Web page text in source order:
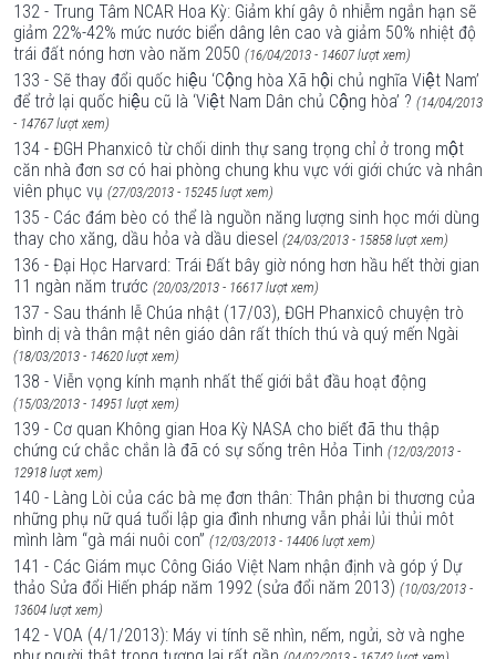
132 - Trung Tâm NCAR Hoa Kỳ: Giảm khí gây ô nhiễm ngắn hạn sẽ
giảm 22%-42% mức nước biển dâng lên cao và giảm 50% nhiệt độ
trái đất nóng hơn vào năm 2050 (16/04/2013 - 14607 lượt xem)
133 - Sẽ thay đổi quốc hiệu ‘Cộng hòa Xã hội chủ nghĩa Việt Nam’
để trở lại quốc hiệu cũ là ‘Việt Nam Dân chủ Cộng hòa’ ? (14/04/2013
- 14767 lượt xem)
134 - ĐGH Phanxicô từ chối dinh thự sang trọng chỉ ở trong một
căn nhà đơn sơ có hai phòng chung khu vực với giới chức và nhân
viên phục vụ (27/03/2013 - 15245 lượt xem)
135 - Các đám bèo có thể là nguồn năng lượng sinh học mới dùng
thay cho xăng, dầu hỏa và dầu diesel (24/03/2013 - 15858 lượt xem)
136 - Đại Học Harvard: Trái Đất bây giờ nóng hơn hầu hết thời gian
11 ngàn năm trước (20/03/2013 - 16617 lượt xem)
137 - Sau thánh lễ Chúa nhật (17/03), ĐGH Phanxicô chuyện trò
bình dị và thân mật nên giáo dân rất thích thú và quý mến Ngài
(18/03/2013 - 14620 lượt xem)
138 - Viễn vọng kính mạnh nhất thế giới bắt đầu hoạt động
(15/03/2013 - 14951 lượt xem)
139 - Cơ quan Không gian Hoa Kỳ NASA cho biết đã thu thập
chứng cứ chắc chắn là đã có sự sống trên Hỏa Tinh (12/03/2013 -
12918 lượt xem)
140 - Làng Lòi của các bà mẹ đơn thân: Thân phận bi thương của
những phụ nữ quá tuổi lập gia đình nhưng vẫn phải lủi thủi môt
mình làm “gà mái nuôi con” (12/03/2013 - 14406 lượt xem)
141 - Các Giám mục Công Giáo Việt Nam nhận định và góp ý Dự
thảo Sửa đổi Hiến pháp năm 1992 (sửa đổi năm 2013) (10/03/2013 -
13604 lượt xem)
142 - VOA (4/1/2013): Máy vi tính sẽ nhìn, nếm, ngửi, sờ và nghe